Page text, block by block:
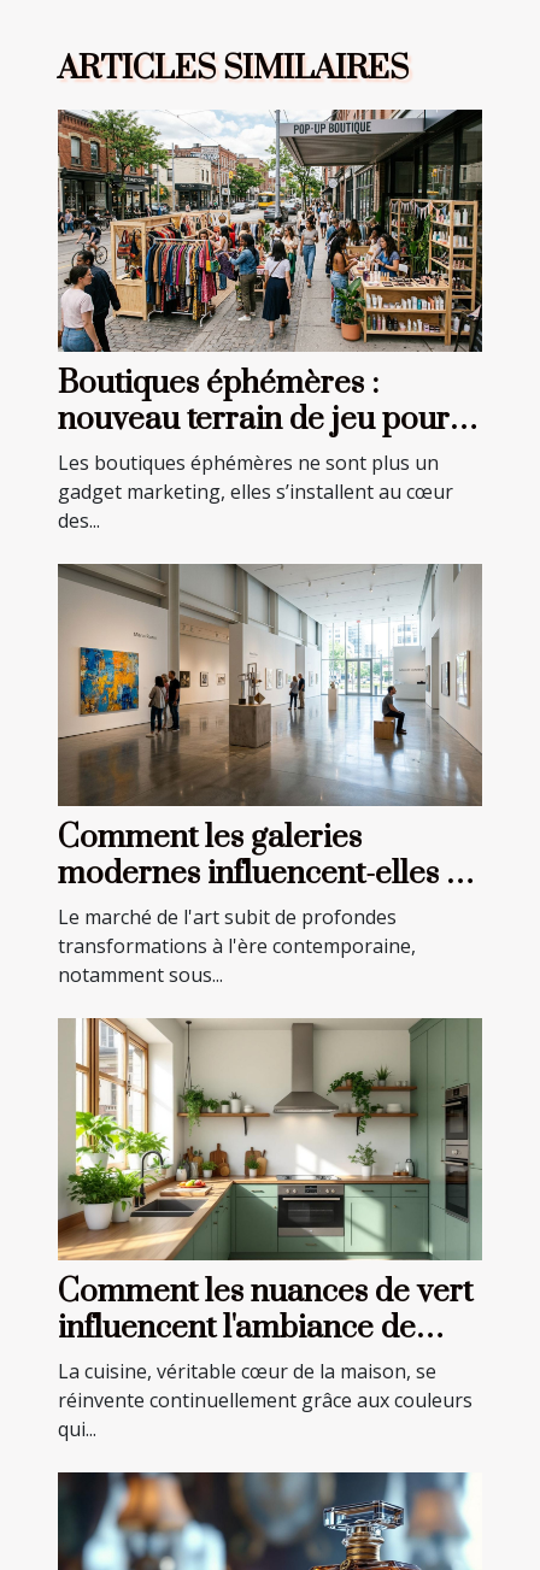
ARTICLES SIMILAIRES
Boutiques éphémères :
nouveau terrain de jeu pour
créateurs de mode et beauté
Les boutiques éphémères ne sont plus un
gadget marketing, elles s’installent au cœur
des...
Comment les galeries
modernes influencent-elles le
marché de l'art ?
Le marché de l'art subit de profondes
transformations à l'ère contemporaine,
notamment sous...
Comment les nuances de vert
influencent l'ambiance de
votre cuisine ?
La cuisine, véritable cœur de la maison, se
réinvente continuellement grâce aux couleurs
qui...